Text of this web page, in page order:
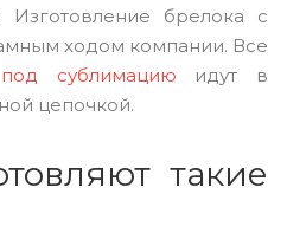
Изготовление брелока с
ходом компании. Все
сублимацию идут в
цепочкой.
такие